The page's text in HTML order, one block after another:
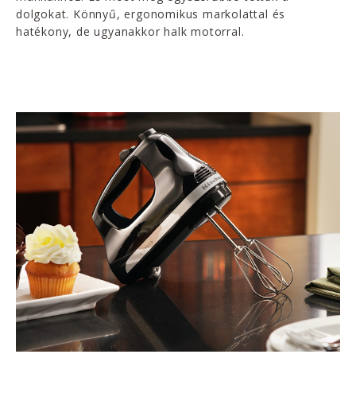
dolgokat. Könnyű, ergonomikus markolattal és
hatékony, de ugyanakkor halk motorral.